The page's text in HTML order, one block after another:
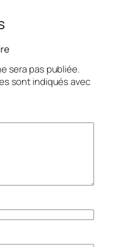
sera pas publiée.
sont indiqués avec